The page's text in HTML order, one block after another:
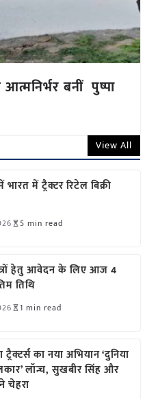
बनीं पुष्पा
View All
में ट्रैक्टर रिटेल बिक्री
5 min read
हेतु आवेदन के लिए आज 4
तिथि
1 min read
ट्रैक्टर्स का नया अभियान ‘दुनिया
लॉन्च, सुखबीर सिंह और
चेहरा